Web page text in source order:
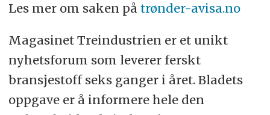
Les mer om saken på trønder-avisa.no
Magasinet Treindustrien er et unikt
nyhetsforum som leverer ferskt
bransjestoff seks ganger i året. Bladets
oppgave er å informere hele den